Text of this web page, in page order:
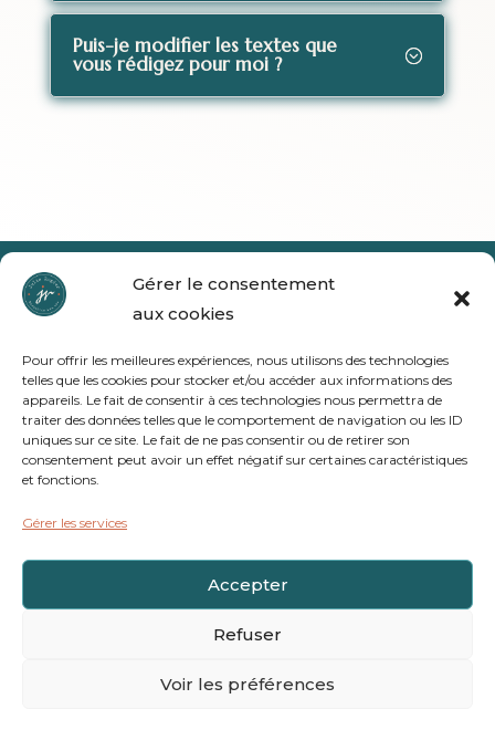
Gérer le consentement
aux cookies
Pour offrir les meilleures expériences, nous utilisons des technologies
telles que les cookies pour stocker et/ou accéder aux informations des
appareils. Le fait de consentir à ces technologies nous permettra de
traiter des données telles que le comportement de navigation ou les ID
uniques sur ce site. Le fait de ne pas consentir ou de retirer son
consentement peut avoir un effet négatif sur certaines caractéristiques
et fonctions.
Gérer les services
Accepter
Refuser
Voir les préférences
Puis-je modifier les textes que
vous rédigez pour moi ?
+33 6 50 28 90 78
Julie Rogier Création Web SEO
contact@julierogier.com
Politique de cookies (UE)
Conseils SEO pour professionnels de la
santé